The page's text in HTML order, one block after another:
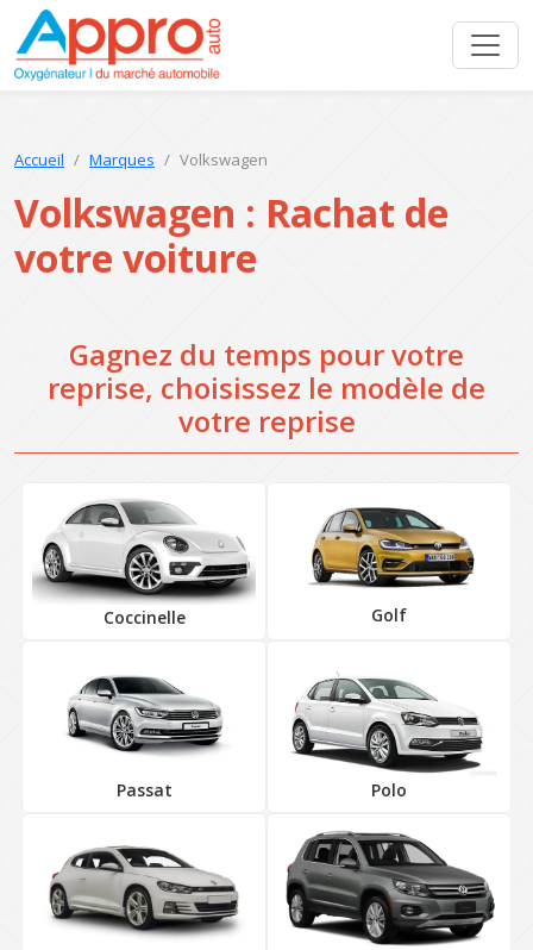
Accueil Marques Volkswagen
Volkswagen : Rachat de
votre voiture
Gagnez du temps pour votre
reprise, choisissez le modèle de
votre reprise
Coccinelle Golf
Passat Polo